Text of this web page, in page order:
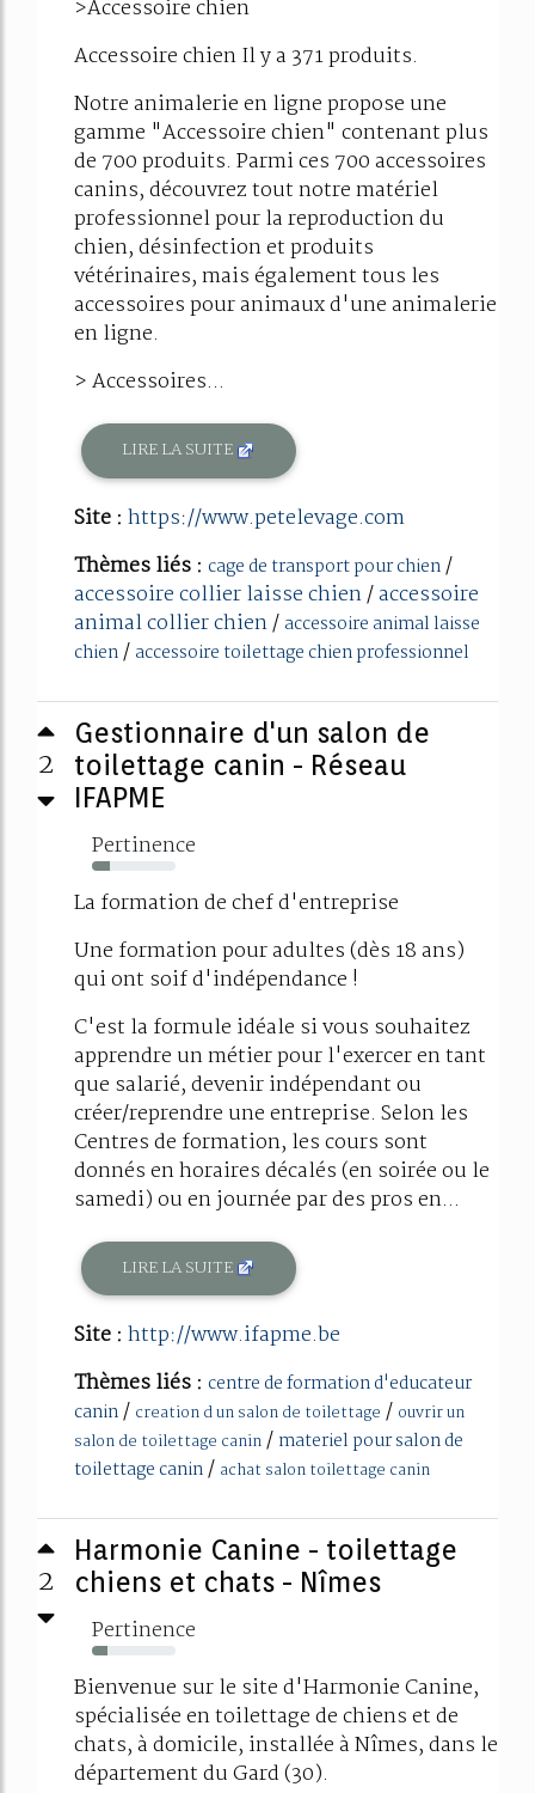
>Accessoire chien
Accessoire chien Il y a 371 produits.
Notre animalerie en ligne propose une
gamme "Accessoire chien" contenant plus
de 700 produits. Parmi ces 700 accessoires
canins, découvrez tout notre matériel
professionnel pour la reproduction du
chien, désinfection et produits
vétérinaires, mais également tous les
accessoires pour animaux d'une animalerie
en ligne.
> Accessoires...
LIRE LA SUITE
Site : https://www.petelevage.com
Thèmes liés : cage de transport pour chien/
accessoire collier laisse chien/accessoire
animal collier chien/ accessoire animal laisse
chien/ accessoire toilettage chien professionnel
2
Gestionnaire d'un salon de
toilettage canin - Réseau
IFAPME
Pertinence
22%
La formation de chef d'entreprise
Une formation pour adultes (dès 18 ans)
qui ont soif d'indépendance !
C'est la formule idéale si vous souhaitez
apprendre un métier pour l'exercer en tant
que salarié, devenir indépendant ou
créer/reprendre une entreprise. Selon les
Centres de formation, les cours sont
donnés en horaires décalés (en soirée ou le
samedi) ou en journée par des pros en...
LIRE LA SUITE
Site : http://www.ifapme.be
Thèmes liés : centre de formation d'educateur
canin/ creation d un salon de toilettage / ouvrir un
salon de toilettage canin/ materiel pour salon de
toilettage canin/ achat salon toilettage canin
2
Harmonie Canine - toilettage
chiens et chats - Nîmes
Pertinence
18%
Bienvenue sur le site d'Harmonie Canine,
spécialisée en toilettage de chiens et de
chats, à domicile, installée à Nîmes, dans le
département du Gard (30).